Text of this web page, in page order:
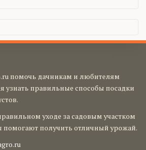
помочь дачникам и любителям
узнать правильные способы посадки
уходе за садовым участком
помогают получить отличный урожай.